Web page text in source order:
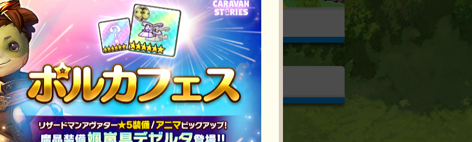
知らせ お知らせ アップデート イベント